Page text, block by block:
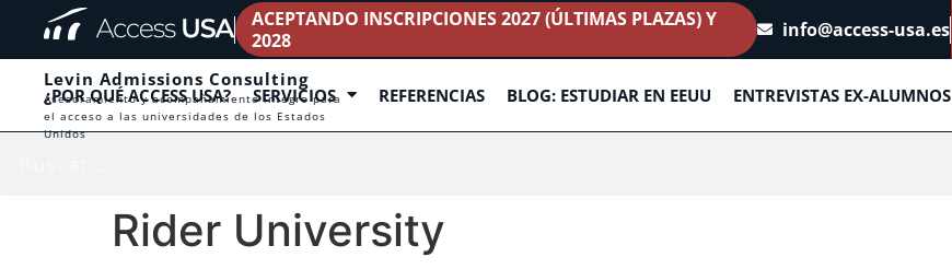
ACEPTANDO INSCRIPCIONES 2027 (ÚLTIMAS PLAZAS) Y
2028
info@access-usa.es
Levin Admissions Consulting
Asesoramiento y acompañamiento íntegro para
el acceso a las universidades de los Estados
Unidos
¿POR QUÉ ACCESS USA? SERVICIOS REFERENCIAS BLOG: ESTUDIAR EN EEUU ENTREVISTAS EX-ALUMNOS
Rider University